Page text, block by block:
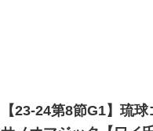
【23-24第8節G1】琉